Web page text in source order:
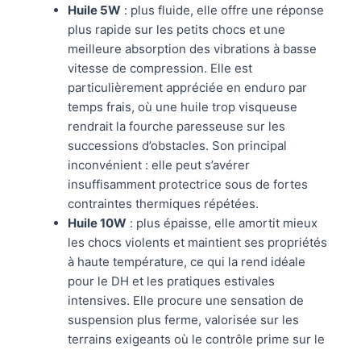
Huile 5W : plus fluide, elle offre une réponse
plus rapide sur les petits chocs et une
meilleure absorption des vibrations à basse
vitesse de compression. Elle est
particulièrement appréciée en enduro par
temps frais, où une huile trop visqueuse
rendrait la fourche paresseuse sur les
successions d’obstacles. Son principal
inconvénient : elle peut s’avérer
insuffisamment protectrice sous de fortes
contraintes thermiques répétées.
Huile 10W : plus épaisse, elle amortit mieux
les chocs violents et maintient ses propriétés
à haute température, ce qui la rend idéale
pour le DH et les pratiques estivales
intensives. Elle procure une sensation de
suspension plus ferme, valorisée sur les
terrains exigeants où le contrôle prime sur le